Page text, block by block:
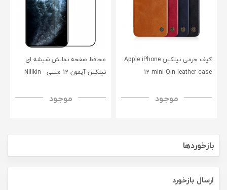
کیف چرمی نیلکین Apple iPhone
12 mini Qin leather case
موجود
محافظ صفحه نمایش شیشه‌ ای
نیلکین آیفون 12 مینی - Nillkin
tempered glassموجود
بازخوردها
ارسال بازخورد